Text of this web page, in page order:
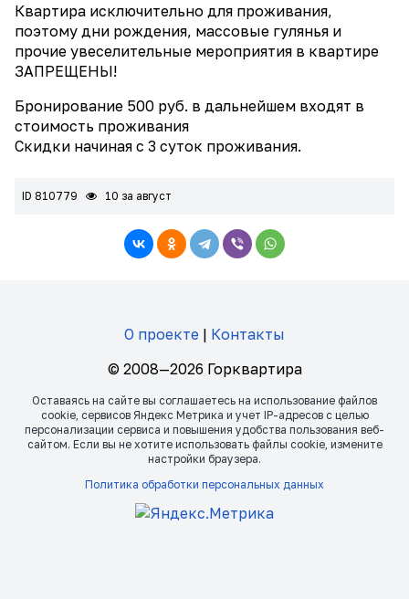
Квартира исключительно для проживания,
поэтому дни рождения, массовые гулянья и
прочие увеселительные мероприятия в квартире
ЗАПРЕЩЕНЫ!
Бронирование 500 руб. в дальнейшем входят в
стоимость проживания
Скидки начиная с 3 суток проживания.
ID 810779 10 за август
О проекте | Контакты
© 2008—2026 Горквартира
Оставаясь на сайте вы соглашаетесь на использование файлов
сookie, сервисов Яндекс Метрика и учет IP-адресов с целью
персонализации сервиса и повышения удобства пользования веб-
сайтом. Если вы не хотите использовать файлы сookie, измените
настройки браузера.
Политика обработки персональных данных